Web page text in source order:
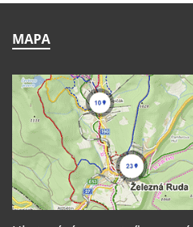
MAPA